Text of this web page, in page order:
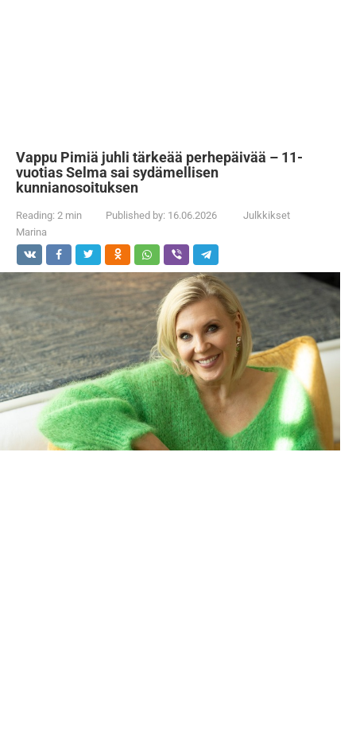
Vappu Pimiä juhli tärkeää perhepäivää – 11-
vuotias Selma sai sydämellisen
kunnianosoituksen
Reading: 2 min Published by: 16.06.2026
Julkkikset
Marina